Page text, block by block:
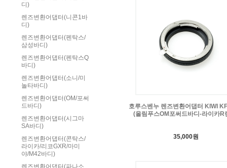
디)
렌즈변환어댑터(니콘1바
디)
렌즈변환어댑터(펜탁스/
삼성바디)
렌즈변환어댑터(펜탁스Q
바디)
렌즈변환어댑터(소니/미
놀타바디)
렌즈변환어댑터(OM/포써
드바디)
렌즈변환어댑터(시그마
SA바디)
렌즈변환어댑터(콘탁스/
라이카/리코GXR/마미
야/M42바디)
렌즈변환어댑터(파나소
호루스벤누 렌즈변환어댑터 KIWI
(올림푸스OM포써드바디-라이카R
35,000원